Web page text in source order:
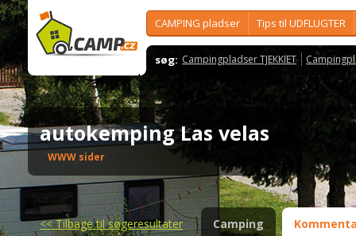
CAMPING pladser Tips til UDFLUGTER
søg: Campingpladser TJEKKIET
autokemping Las velas
WWW sider
<<Tilbage til søgeresultater Camping